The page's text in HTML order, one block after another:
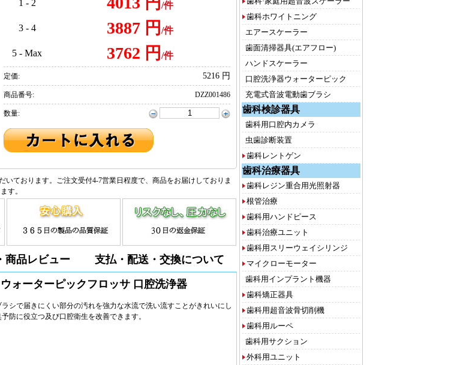
歯科ホワイトニング
エアースケーラー
歯面清掃器具(エアフロー)
ハンドスケーラー
口腔洗浄器ウォーターピック
充電式音波電動歯ブラシ
歯科検診器具
歯科用口腔内カメラ
虫歯診断装置
歯科レントゲン
歯科治療器具
歯科レジン重合用光照射器
根管治療
歯科用ハンドピース
歯科治療ユニット
歯科用スリーウェイシリンジ
マイクローモーター
歯科用インプラント機器
歯科矯正器具
歯科用超音波骨切削機
歯科用ルーペ
歯科用サクション
外科用ユニット
1 - 2
/件
3 - 4 3887 円 /件
5 - Max 3762 円 /件
定価: 5216 円
商品番号: DZZ001486
数量:
ております。ご注文受付4-7営業日程度で、商品をお届けしておりま
す。
商品レビュー 支払・配送・交換について
ォーターピックフロッサ 口腔洗浄器
シで届きにくい部分の汚れを強力な水流で洗い流すことがきれいにし
防に役立つ及び口腔衛生を改善できます。